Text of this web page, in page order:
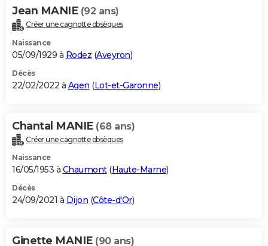
Jean MANIE (92 ans)
Créer une cagnotte obsèques
Naissance
05/09/1929 à Rodez (Aveyron)
Décès
22/02/2022 à Agen (Lot-et-Garonne)
Chantal MANIE (68 ans)
Créer une cagnotte obsèques
Naissance
16/05/1953 à Chaumont(Haute-Marne)
Décès
24/09/2021 à Dijon (Côte-d'Or)
Ginette MANIE (90 ans)